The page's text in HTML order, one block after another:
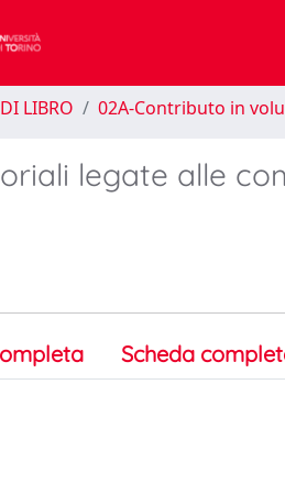
LIBRO 02A-Contributo in
legate alle
Scheda